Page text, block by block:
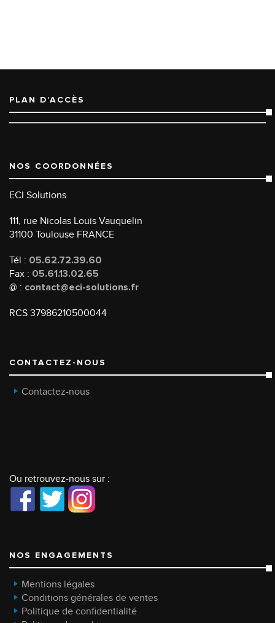
PLAN D’ACCÈS
NOS COORDONNÉES
ECI Solutions
111, rue Nicolas Louis Vauquelin
31100 Toulouse FRANCE
Tél : 05.62.72.39.60
Fax : 05.61.13.02.65
@ : contact@eci-solutions.fr
RCS 37986210500044
CONTACTEZ-NOUS
Contactez-nous
Ou retrouvez-nous sur :
NOS ENGAGEMENTS
Mentions légales
Conditions générales de ventes
Politique de confidentialité